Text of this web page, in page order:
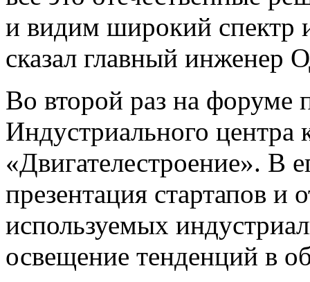
и видим широкий
сказал главный
Во второй раз на форуме
Индустриального центра
«Двигателестроение». В
презентация стартапов и
используемых
освещение тенденций в